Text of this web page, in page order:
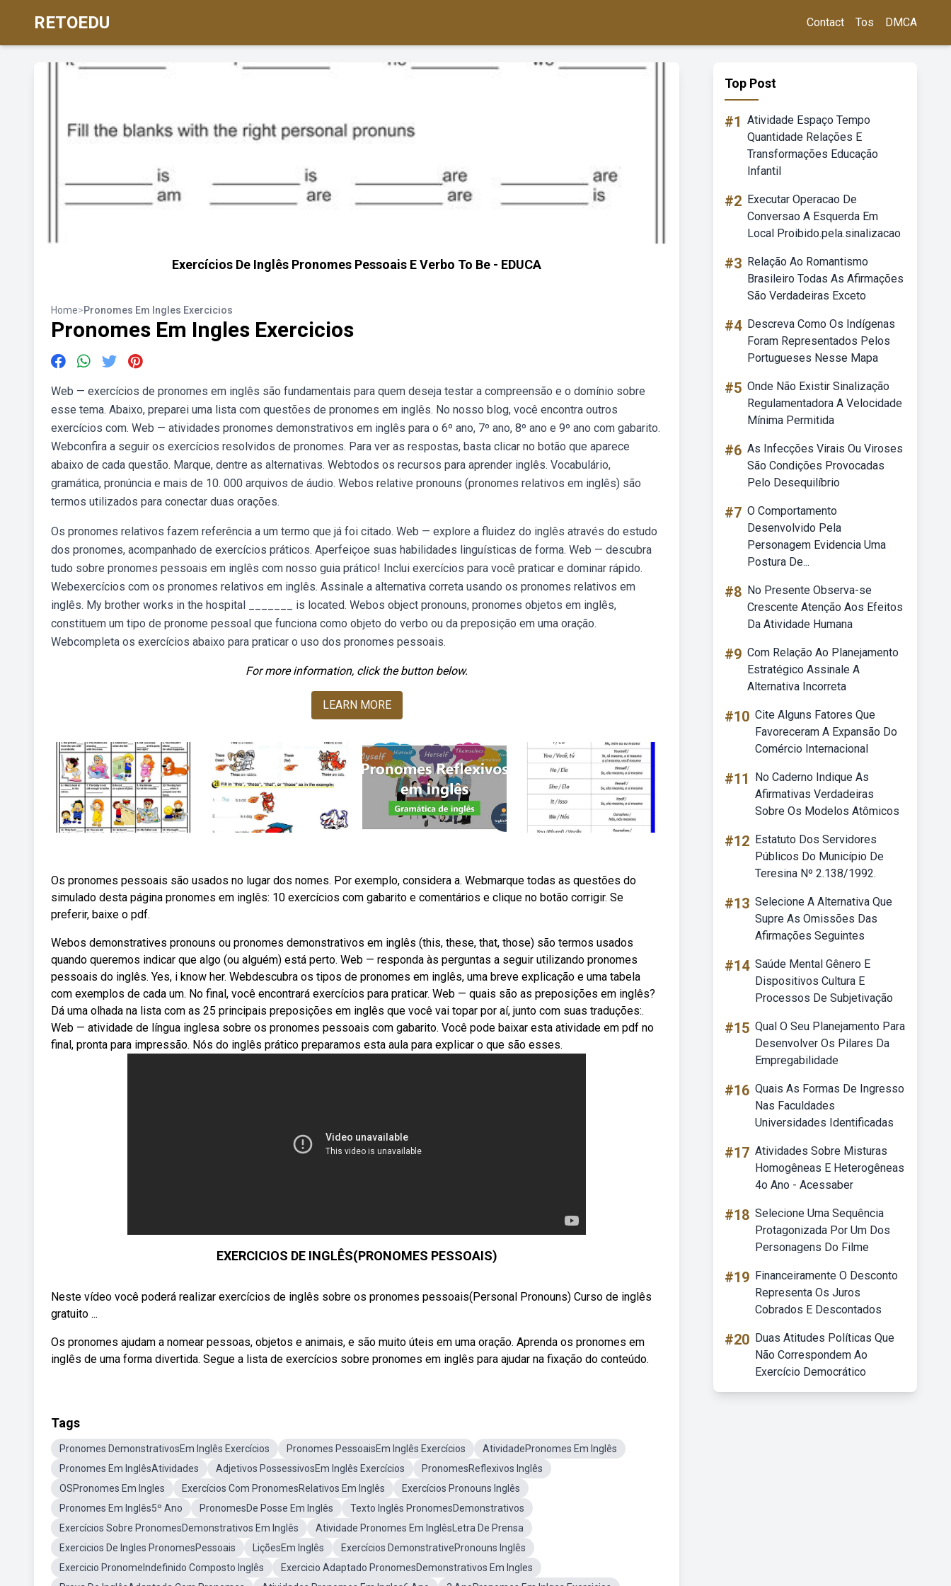
RETOEDU Contact Tos DMCA
Exercícios De Inglês Pronomes Pessoais E Verbo To Be - EDUCA
Home>Pronomes Em Ingles Exercicios
Pronomes Em Ingles Exercicios
Web — exercícios de pronomes em inglês são fundamentais para quem deseja testar a compreensão e o domínio sobre
esse tema. Abaixo, preparei uma lista com questões de pronomes em inglês. No nosso blog, você encontra outros
exercícios com. Web — atividades pronomes demonstrativos em inglês para o 6º ano, 7º ano, 8º ano e 9º ano com gabarito.
Webconfira a seguir os exercícios resolvidos de pronomes. Para ver as respostas, basta clicar no botão que aparece
abaixo de cada questão. Marque, dentre as alternativas. Webtodos os recursos para aprender inglês. Vocabulário,
gramática, pronúncia e mais de 10. 000 arquivos de áudio. Webos relative pronouns (pronomes relativos em inglês) são
termos utilizados para conectar duas orações.
Os pronomes relativos fazem referência a um termo que já foi citado. Web — explore a fluidez do inglês através do estudo
dos pronomes, acompanhado de exercícios práticos. Aperfeiçoe suas habilidades linguísticas de forma. Web — descubra
tudo sobre pronomes pessoais em inglês com nosso guia prático! Inclui exercícios para você praticar e dominar rápido.
Webexercícios com os pronomes relativos em inglês. Assinale a alternativa correta usando os pronomes relativos em
inglês. My brother works in the hospital _______ is located. Webos object pronouns, pronomes objetos em inglês,
constituem um tipo de pronome pessoal que funciona como objeto do verbo ou da preposição em uma oração.
Webcompleta os exercícios abaixo para praticar o uso dos pronomes pessoais.
For more information, click the button below.
LEARN MORE
Os pronomes pessoais são usados no lugar dos nomes. Por exemplo, considera a. Webmarque todas as questões do
simulado desta página pronomes em inglês: 10 exercícios com gabarito e comentários e clique no botão corrigir. Se
preferir, baixe o pdf.
Webos demonstratives pronouns ou pronomes demonstrativos em inglês (this, these, that, those) são termos usados
quando queremos indicar que algo (ou alguém) está perto. Web — responda às perguntas a seguir utilizando pronomes
pessoais do inglês. Yes, i know her. Webdescubra os tipos de pronomes em inglês, uma breve explicação e uma tabela
com exemplos de cada um. No final, você encontrará exercícios para praticar. Web — quais são as preposições em inglês?
Dá uma olhada na lista com as 25 principais preposições em inglês que você vai topar por aí, junto com suas traduções:.
Web — atividade de língua inglesa sobre os pronomes pessoais com gabarito. Você pode baixar esta atividade em pdf no
final, pronta para impressão. Nós do inglês prático preparamos esta aula para explicar o que são esses.
EXERCICIOS DE INGLÊS(PRONOMES PESSOAIS)
Neste vídeo você poderá realizar exercícios de inglês sobre os pronomes pessoais(Personal Pronouns) Curso de inglês
gratuito ...
Os pronomes ajudam a nomear pessoas, objetos e animais, e são muito úteis em uma oração. Aprenda os pronomes em
inglês de uma forma divertida. Segue a lista de exercícios sobre pronomes em inglês para ajudar na fixação do conteúdo.
Tags
Pronomes DemonstrativosEm Inglês Exercícios Pronomes PessoaisEm Inglês Exercícios
AtividadePronomes Em Inglês
Pronomes Em InglêsAtividades
Adjetivos PossessivosEm Inglês Exercícios
PronomesReflexivos Inglês
OSPronomes Em Ingles
Exercícios Com PronomesRelativos Em Inglês
Exercícios Pronouns Inglês
Pronomes Em Inglês5º Ano
PronomesDe Posse Em Inglês
Texto Inglês PronomesDemonstrativos
Exercícios Sobre PronomesDemonstrativos Em Inglês
Atividade Pronomes Em InglêsLetra De Prensa
Exercicios De Ingles PronomesPessoais
LiçõesEm Inglês
Exercícios DemonstrativePronouns Inglês
Exercicio PronomeIndefinido Composto Inglês
Exercicio Adaptado PronomesDemonstrativos Em Ingles
Top Post
#1 Atividade Espaço Tempo
Quantidade Relações E
Transformações Educação
Infantil
#2 Executar Operacao De
Conversao A Esquerda Em
Local Proibido.pela.sinalizacao
#3 Relação Ao Romantismo
Brasileiro Todas As Afirmações
São Verdadeiras Exceto
#4 Descreva Como Os Indígenas
Foram Representados Pelos
Portugueses Nesse Mapa
#5 Onde Não Existir Sinalização
Regulamentadora A Velocidade
Mínima Permitida
#6 As Infecções Virais Ou Viroses
São Condições Provocadas
Pelo Desequilíbrio
#7 O Comportamento
Desenvolvido Pela
Personagem Evidencia Uma
Postura De...
#8 No Presente Observa-se
Crescente Atenção Aos Efeitos
Da Atividade Humana
#9 Com Relação Ao Planejamento
Estratégico Assinale A
Alternativa Incorreta
#10 Cite Alguns Fatores Que
Favoreceram A Expansão Do
Comércio Internacional
#11
No Caderno Indique As
Afirmativas Verdadeiras
Sobre Os Modelos Atômicos
#12 Estatuto Dos Servidores
Públicos Do Município De
Teresina Nº 2.138/1992.
#13 Selecione A Alternativa Que
Supre As Omissões Das
Afirmações Seguintes
#14 Saúde Mental Gênero E
Dispositivos Cultura E
Processos De Subjetivação
#15 Qual O Seu Planejamento Para
Desenvolver Os Pilares Da
Empregabilidade
#16 Quais As Formas De Ingresso
Nas Faculdades
Universidades Identificadas
#17 Atividades Sobre Misturas
Homogêneas E Heterogêneas
4o Ano - Acessaber
#18 Selecione Uma Sequência
Protagonizada Por Um Dos
Personagens Do Filme
#19 Financeiramente O Desconto
Representa Os Juros
Cobrados E Descontados
#20 Duas Atitudes Políticas Que
Não Correspondem Ao
Exercício Democrático